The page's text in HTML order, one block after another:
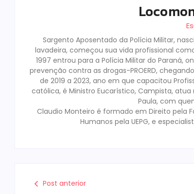
Sargento Aposentado da Polícia Militar,
lavadeira, começou sua vida profissional
1997 entrou para a Polícia Militar do Paraná,
prevenção contra as drogas-PROERD,
de 2019 a 2023, ano em que capacitou
católica, é Ministro Eucarístico, Campista, atua
Paula, com
Claudio Monteiro é formado em Direito pela
Humanos pela UEPG, e
Post anterior